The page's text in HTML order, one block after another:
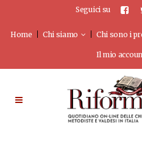
Seguici su
Home Chi siamo Chi sono i
Il mio